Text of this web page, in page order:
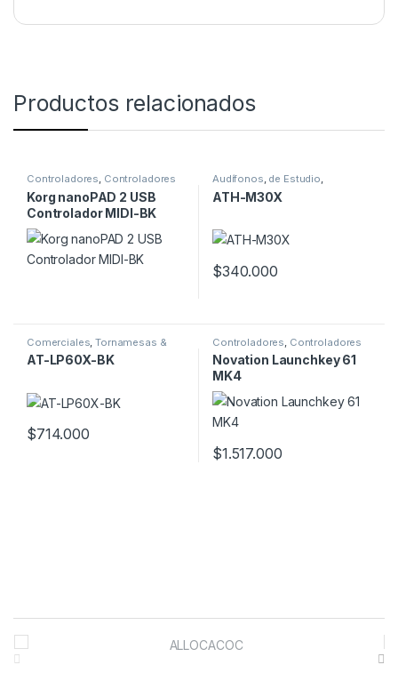
Productos relacionados
Controladores, Controladores
Korg nanoPAD 2 USB
Controlador MIDI-BK
Audífonos, de Estudio,
Profesionales
ATH-M30X
$340.000
Comerciales ,Tornamesas &
AT-LP60X-BK
$714.000
Controladores Controladores
Novation Launchkey 61
MK4
$1.517.000